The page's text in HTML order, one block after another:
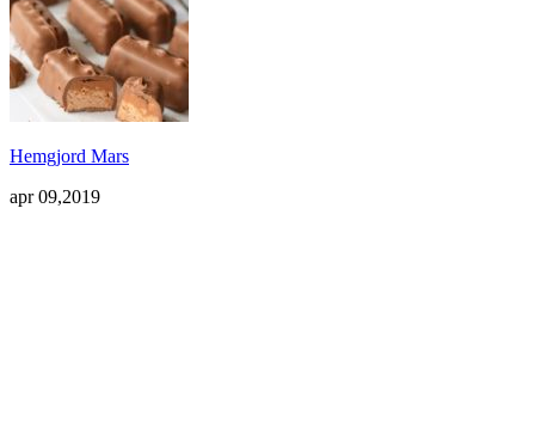
Hemgjord Mars
apr 09,2019